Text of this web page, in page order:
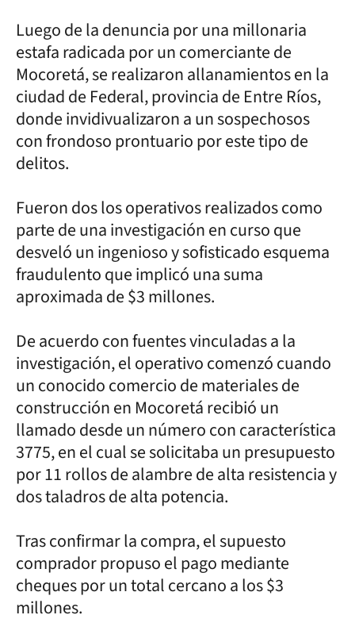
Luego de la denuncia por una millonaria
estafa radicada por un comerciante de
Mocoretá, se realizaron allanamientos en la
ciudad de Federal, provincia de Entre Ríos,
donde invidivualizaron a un sospechosos
con frondoso prontuario por este tipo de
delitos.
Fueron dos los operativos realizados como
parte de una investigación en curso que
desveló un ingenioso y sofisticado esquema
fraudulento que implicó una suma
aproximada de $3 millones.
De acuerdo con fuentes vinculadas a la
investigación, el operativo comenzó cuando
un conocido comercio de materiales de
construcción en Mocoretá recibió un
llamado desde un número con característica
3775, en el cual se solicitaba un presupuesto
por 11 rollos de alambre de alta resistencia y
dos taladros de alta potencia.
Tras confirmar la compra, el supuesto
comprador propuso el pago mediante
cheques por un total cercano a los $3
millones.